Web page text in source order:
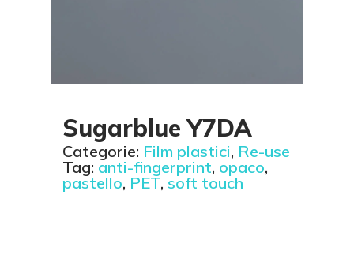
Sugarblue Y7DA
Categorie: Film plastici, Re-use
Tag: anti-fingerprint, opaco,
pastello, PET, soft touch